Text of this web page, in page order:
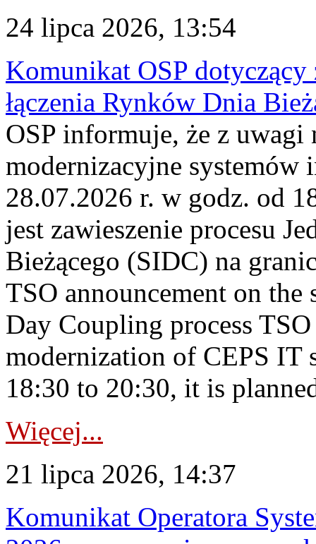
24 lipca 2026, 13:54
Komunikat OSP dotyczący
łączenia Rynków Dnia
OSP informuje, że z uwagi
modernizacyjne
28.07.2026 r. w godz. od
jest zawieszenie procesu
Bieżącego (SIDC) na
TSO announcement on
Day Coupling process
modernization of CEPS IT
18:30 to 20:30, it is
Więcej...
21 lipca 2026, 14:37
Komunikat Operatora